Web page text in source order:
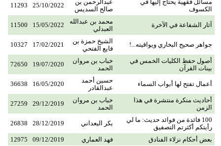
مسائل فقهية يحتاج إليها في
الكسوف
عبدالرحمن بن
صالح السديس
25/10/2022
11293
آثار الشفاعة في الآخرة
محمد بن عبدالله
العبدلي
15/05/2022
11500
جواهر صحيح البخاري ويواقيته...!
الشيخ حمزة بن
فايع الفتحي
17/02/2021
10327
أصول حفظ الكليات الخمس في
بينات القرآن
خباب بن مروان
الحمد
19/07/2020
72650
أعمال تفتح لها أبواب السماء
حسين أحمد
عبدالقادر
16/05/2020
36638
أحاديث منكرة منتشرة في هذا
الزمن
خباب بن مروان
الحمد
29/12/2019
27259
100 فائدة من فوائد حديث: ما لي
رأيتكم أكثرتم التصفيق
بكر البعداني 28/12/2019
26838
بعض أحكام نزلاء الفنادق فهد العماري 09/12/2019
12975